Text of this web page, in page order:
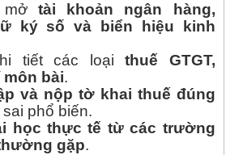
mởtài khoản ngân hàng,
ký số và biển hiệu kinh
tiết các loạithuế GTGT,
môn bài.
và nộp tờ khai thuế đúng
sai phổ biến.
học thực tế từ các trường
gặp.